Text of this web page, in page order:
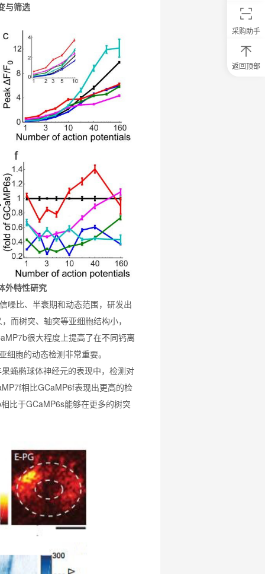
与筛选
研究
比、半衰期和动态范围，研发出
而树突、轴突等亚细胞结构小，
很大程度上提高了在不同钙离
胞的动态检测非常重要。
椭球体神经元的表现中，检测对
相比GCaMP6f表现出更高的检
比于GCaMP6s能够在更多的树突
采购助手
返回顶部